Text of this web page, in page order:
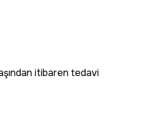
itibaren tedavi